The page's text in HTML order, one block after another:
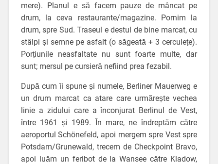
mere). Planul e să facem pauze de mâncat pe
drum, la ceva restaurante/magazine. Pornim la
drum, spre Sud. Traseul e destul de bine marcat, cu
stâlpi și semne pe asfalt (o săgeată + 3 cerculețe).
Porțiunile neasfaltate nu sunt foarte multe, dar
sunt; mersul pe cursieră nefiind prea fezabil.
După cum îi spune și numele, Berliner Mauerweg e
un drum marcat ca atare care urmărește vechea
linie a zidului care a înconjurat Berlinul de Vest,
între 1961 și 1989. În mare, ne îndreptăm către
aeroportul Schönefeld, apoi mergem spre Vest spre
Potsdam/Grunewald, trecem de Checkpoint Bravo,
apoi luăm un feribot de la Wansee către Kladow,